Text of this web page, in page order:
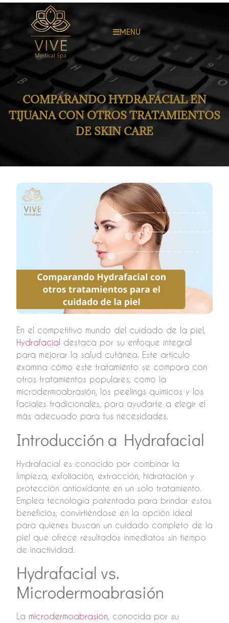
MENU
COMPARANDO HYDRAFACIAL EN
TIJUANA CON OTROS TRATAMIENTOS
DE SKIN CARE
En el competitivo mundo del cuidado de la piel,
Hydrafacial destaca por su enfoque integral
para mejorar la salud cutánea. Este artículo
examina cómo este tratamiento se compara con
otros tratamientos populares, como la
microdermoabrasión, los peelings químicos y los
faciales tradicionales, para ayudarte a elegir el
más adecuado para tus necesidades.
Introducción a Hydrafacial
Hydrafacial es conocido por combinar la
limpieza, exfoliación, extracción, hidratación y
protección antioxidante en un solo tratamiento.
Emplea tecnología patentada para brindar estos
beneficios, convirtiéndose en la opción ideal
para quienes buscan un cuidado completo de la
piel que ofrece resultados inmediatos sin tiempo
de inactividad.
Hydrafacial vs.
Microdermoabrasión
La microdermoabrasión , conocida por su